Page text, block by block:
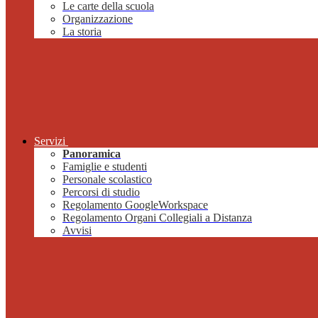
Le carte della scuola
Organizzazione
La storia
Servizi
Panoramica
Famiglie e studenti
Personale scolastico
Percorsi di studio
Regolamento GoogleWorkspace
Regolamento Organi Collegiali a Distanza
Avvisi